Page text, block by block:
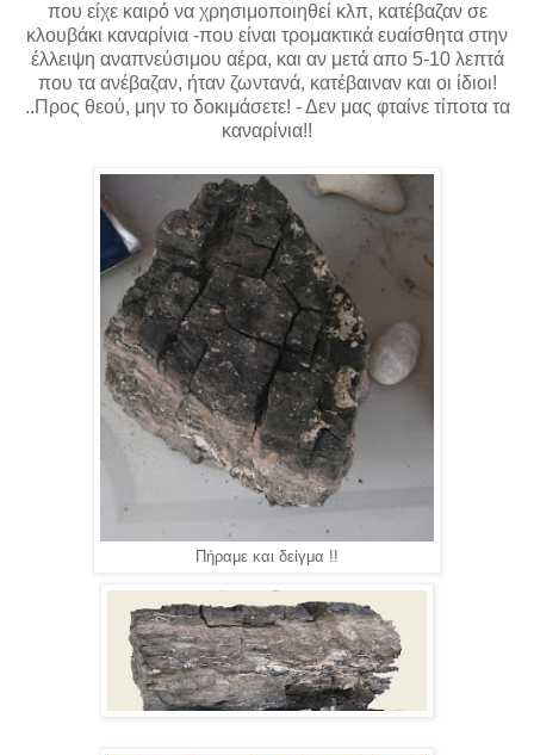
που είχε καιρό να χρησιμοποιηθεί κλπ, κατέβαζαν σε
κλουβάκι καναρίνια -που είναι τρομακτικά ευαίσθητα στην
έλλειψη αναπνεύσιμου αέρα, και αν μετά απο 5-10 λεπτά
που τα ανέβαζαν, ήταν ζωντανά, κατέβαιναν και οι ίδιοι!
..Προς θεού, μην το δοκιμάσετε! - Δεν μας φταίνε τίποτα τα
καναρίνια!!
Πήραμε και δείγμα !!